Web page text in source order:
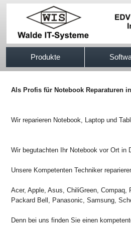
Produkte
Als Profis für Notebook Reparaturen
Wir reparieren Notebook, Laptop und
Wir begutachten Ihr Notebook vor Ort in
Unsere Kompetenten Techniker
Acer, Apple, Asus, ChiliGreen,
Packard Bell, Panasonic, Samsung,
Denn bei uns finden Sie einen